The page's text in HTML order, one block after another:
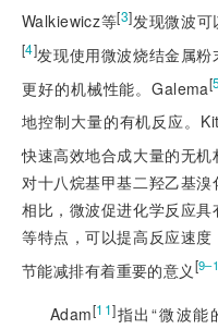
Walkiewicz等[3]发现微波
[4]发现使用微波烧结金属
更好的机械性能。Galema[5
地控制大量的有机反应。
快速高效地合成大量的无
对十八烷基甲基二羟乙基
相比，微波促进化学反应
等特点，可以提高反应速
节能减排有着重要的意义[
Adam[11]指出“微波能